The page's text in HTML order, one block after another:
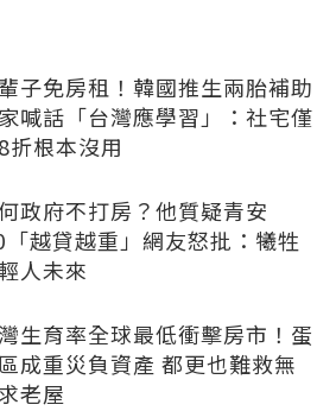
子免房租！韓國推生兩胎補助
喊話「台灣應學習」：社宅僅
折根本沒用
政府不打房？他質疑青安
「越貸越重」網友怒批：犧牲
人未來
生育率全球最低衝擊房市！蛋
成重災負資產 都更也難救無
老屋